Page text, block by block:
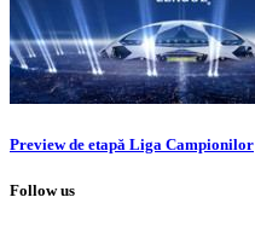
Preview de etapă Liga Campionilor
Follow us